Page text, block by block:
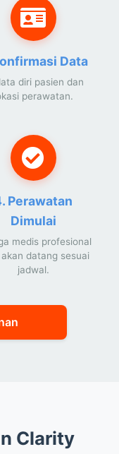
Data
diri pasien dan
perawatan.
Perawatan
Dimulai
medis profesional
datang sesuai
jadwal.
Clarity